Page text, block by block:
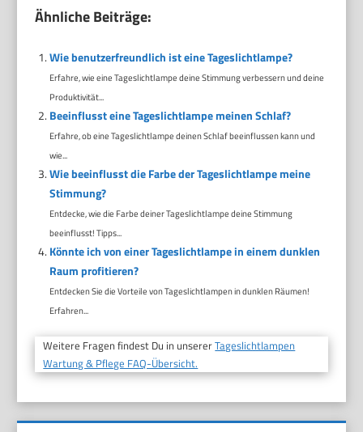
Ähnliche Beiträge:
Wie benutzerfreundlich ist eine Tageslichtlampe?
Erfahre, wie eine Tageslichtlampe deine Stimmung verbessern und deine
Produktivität...
Beeinflusst eine Tageslichtlampe meinen Schlaf?
Erfahre, ob eine Tageslichtlampe deinen Schlaf beeinflussen kann und
wie...
Wie beeinflusst die Farbe der Tageslichtlampe meine
Stimmung?
Entdecke, wie die Farbe deiner Tageslichtlampe deine Stimmung
beeinflusst! Tipps...
Könnte ich von einer Tageslichtlampe in einem dunklen
Raum profitieren?
Entdecken Sie die Vorteile von Tageslichtlampen in dunklen Räumen!
Erfahren...
Weitere Fragen findest Du in unsererTageslichtlampen
Wartung & Pflege FAQ-Übersicht.